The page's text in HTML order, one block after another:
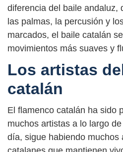
diferencia del baile andaluz,
las palmas, la percusión y
marcados, el baile catalán
movimientos más suaves y
Los artistas
catalán
El flamenco catalán ha sido
muchos artistas a lo largo
día, sigue habiendo muchos